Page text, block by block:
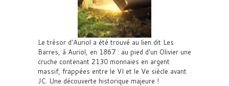
Le trésor d'Auriol a été trouvé au lien dit Les
Barres, à Auriol, en 1867 : au pied d'un Olivier une
cruche contenant 2130 monnaies en argent
massif, frappées entre le VI et le Ve siècle avant
JC. Une découverte historique majeure !